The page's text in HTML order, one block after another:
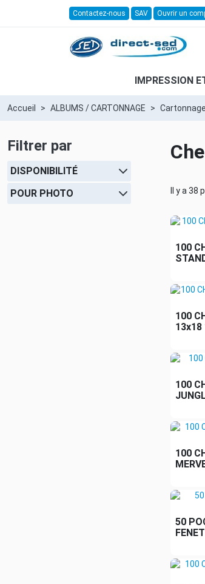
Contactez-nous SAV Ouvrir un
IMPRESSION
Accueil ALBUMS / CARTONNAGE
Filtrer par
DISPONIBILITÉ
POUR PHOTO
Il y a 38
100
100
13x18
100
100
50